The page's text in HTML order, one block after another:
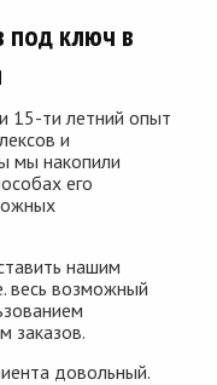
под ключ в
15-ти летний опыт
и
мы накопили
его
нашим
весь возможный
заказов.
довольный.